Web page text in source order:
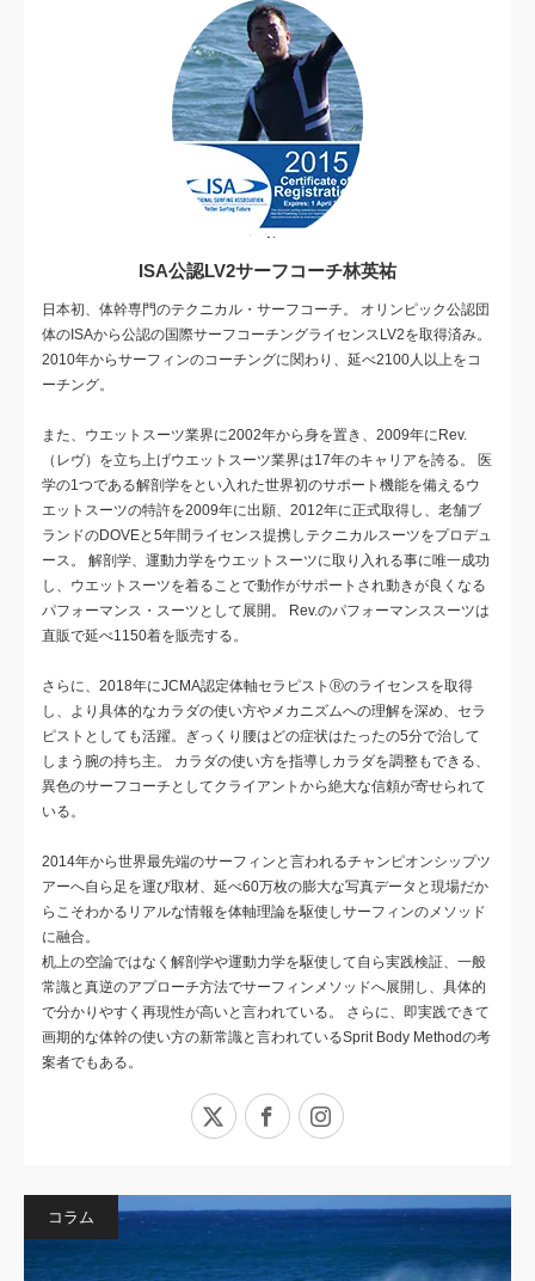
ISA公認LV2サーフコーチ林英祐
日本初、体幹専門のテクニカル・サーフコーチ。 オリンピック公認団
体のISAから公認の国際サーフコーチングライセンスLV2を取得済み。
2010年からサーフィンのコーチングに関わり、延べ2100人以上をコ
ーチング。
また、ウエットスーツ業界に2002年から身を置き、2009年にRev.
（レヴ）を立ち上げウエットスーツ業界は17年のキャリアを誇る。 医
学の1つである解剖学をとい入れた世界初のサポート機能を備えるウ
エットスーツの特許を2009年に出願、2012年に正式取得し、老舗ブ
ランドのDOVEと5年間ライセンス提携しテクニカルスーツをプロデュ
ース。 解剖学、運動力学をウエットスーツに取り入れる事に唯一成功
し、ウエットスーツを着ることで動作がサポートされ動きが良くなる
パフォーマンス・スーツとして展開。 Rev.のパフォーマンススーツは
直販で延べ1150着を販売する。
さらに、2018年にJCMA認定体軸セラピストⓇのライセンスを取得
し、より具体的なカラダの使い方やメカニズムへの理解を深め、セラ
ピストとしても活躍。ぎっくり腰はどの症状はたったの5分で治して
しまう腕の持ち主。 カラダの使い方を指導しカラダを調整もできる、
異色のサーフコーチとしてクライアントから絶大な信頼が寄せられて
いる。
2014年から世界最先端のサーフィンと言われるチャンピオンシップツ
アーへ自ら足を運び取材、延べ60万枚の膨大な写真データと現場だか
らこそわかるリアルな情報を体軸理論を駆使しサーフィンのメソッド
に融合。
机上の空論ではなく解剖学や運動力学を駆使して自ら実践検証、一般
常識と真逆のアプローチ方法でサーフィンメソッドへ展開し、具体的
で分かりやすく再現性が高いと言われている。 さらに、即実践できて
画期的な体幹の使い方の新常識と言われているSprit Body Methodの考
案者でもある。
Facebook
コラム